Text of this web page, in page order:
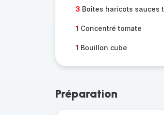
3 Boîtes haricots sauces
1 Concentré tomate
1 Bouillon cube
Préparation